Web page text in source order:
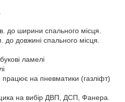
до ширини спального місця.
до довжині спального місця.
ламелі
працює на пневматики (газліфт)
на вибір ДВП, ДСП, Фанера.